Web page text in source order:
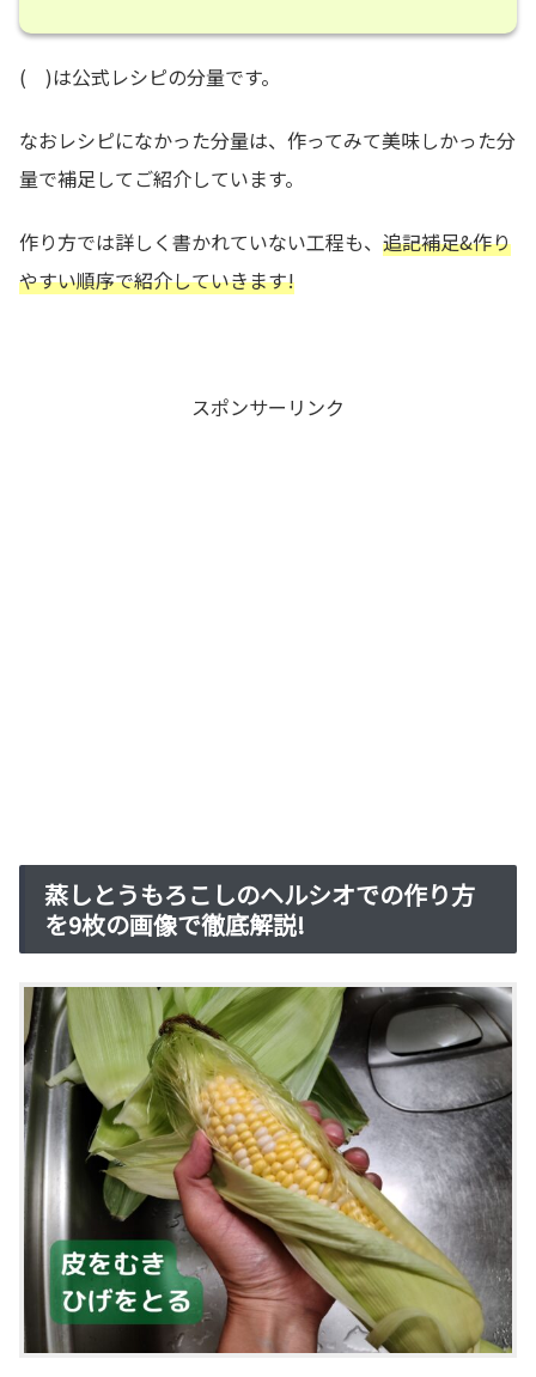
( )は公式レシピの分量です。
なおレシピになかった分量は、作ってみて美味しかった分
量で補足してご紹介しています。
作り方では詳しく書かれていない工程も、 追記補足&作り
やすい順序で紹介していきます!
スポンサーリンク
蒸しとうもろこしのヘルシオでの作り方
を9枚の画像で徹底解説!